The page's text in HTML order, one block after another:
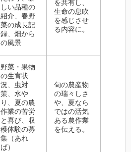
しい品種の
紹介、春野
菜の成長記
録、畑から
の風景
を共有し、
生命の息吹
を感じさせ
る内容に。
野菜・果物
の生育状
況、虫対
策、水や
り、夏の農
作業の苦労
と喜び、収
穫体験の募
集（あれ
ば）
旬の農産物
の瑞々しさ
や、夏なら
ではの活気
ある農作業
を伝える。